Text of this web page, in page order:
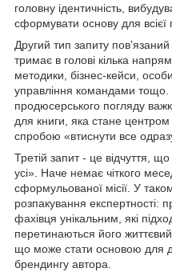
головну ідентичність,
сформувати основу для всієї
Другий тип запиту
тримає в голові кілька
методики, бізнес-кейси,
управління командами тощо.
продюсерського погляду
для книги, яка стане
спробою «втиснути все
Третій запит - це відчуття,
усі». Наче немає чіткого
сформульованої місії. У
розпакування експертності:
фахівця унікальним, які
перетинаються його
що може стати основою для
брендингу автора.